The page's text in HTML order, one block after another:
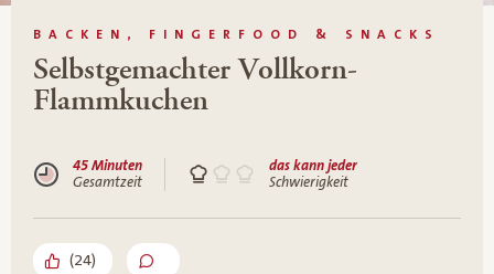
BACKEN, FINGERFOOD & SNACKS
Selbstgemachter Vollkorn-
Flammkuchen
45 Minuten
Gesamtzeit
das kann jeder
Schwierigkeit
(24)